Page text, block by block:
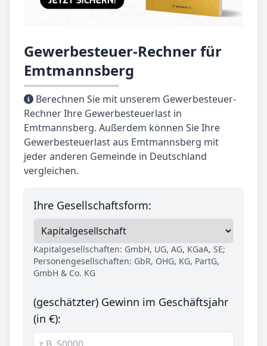
Gewerbesteuer-Rechner für
Emtmannsberg
Berechnen Sie mit unserem Gewerbesteuer-
Rechner Ihre Gewerbesteuerlast in
Emtmannsberg. Außerdem können Sie Ihre
Gewerbesteuerlast aus Emtmannsberg mit
jeder anderen Gemeinde in Deutschland
vergleichen.
Ihre Gesellschaftsform:
Kapitalgesellschaften: GmbH, UG, AG, KGaA, SE;
Personengesellschaften: GbR, OHG, KG, PartG,
GmbH & Co. KG
(geschätzter) Gewinn im Geschäftsjahr
(in €):